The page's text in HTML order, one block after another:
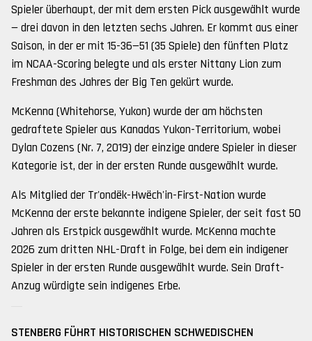
Spieler überhaupt, der mit dem ersten Pick ausgewählt wurde
— drei davon in den letzten sechs Jahren. Er kommt aus einer
Saison, in der er mit 15-36—51 (35 Spiele) den fünften Platz
im NCAA-Scoring belegte und als erster Nittany Lion zum
Freshman des Jahres der Big Ten gekürt wurde.
McKenna (Whitehorse, Yukon) wurde der am höchsten
gedraftete Spieler aus Kanadas Yukon-Territorium, wobei
Dylan Cozens (Nr. 7, 2019) der einzige andere Spieler in dieser
Kategorie ist, der in der ersten Runde ausgewählt wurde.
Als Mitglied der Tr'ondëk-Hwëch'in-First-Nation wurde
McKenna der erste bekannte indigene Spieler, der seit fast 50
Jahren als Erstpick ausgewählt wurde. McKenna machte
2026 zum dritten NHL-Draft in Folge, bei dem ein indigener
Spieler in der ersten Runde ausgewählt wurde. Sein Draft-
Anzug würdigte sein indigenes Erbe.
STENBERG FÜHRT HISTORISCHEN SCHWEDISCHEN